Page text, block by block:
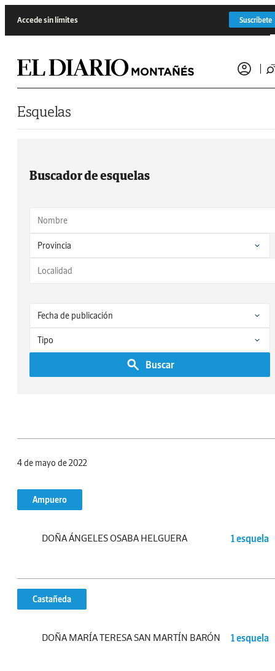
Accede sin límites Suscríbete
Esquelas
Buscador de esquelas
Buscar
4 de mayo de 2022
Ampuero
DOÑA ÁNGELES OSABA HELGUERA 1 esquela
Castañeda
DOÑA MARÍA TERESA SAN MARTÍN BARÓN 1 esquela